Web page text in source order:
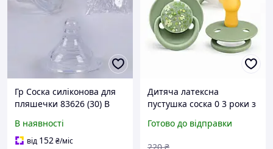
Гр Соска силіконова для
пляшечки 83626 (30) В
ЦІНА ЗА УПАКОВКУ,
"BIMBO"
В наявності
від 152₴/міс
Дитяча латексна
пустушка соска 0 3 роки з
ортодонтична соска з
Готово до відправки